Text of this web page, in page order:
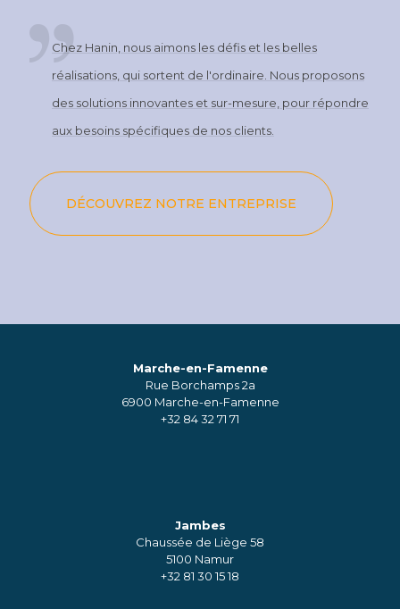
Chez Hanin, nous aimons les défis et les belles
réalisations, qui sortent de l'ordinaire. Nous proposons
des solutions innovantes et sur-mesure, pour répondre
aux besoins spécifiques de nos clients.
DÉCOUVREZ NOTRE ENTREPRISE
Marche-en-Famenne
Rue Borchamps 2a
6900 Marche-en-Famenne
+32 84 32 71 71
Jambes
Chaussée de Liège 58
5100 Namur
+32 81 30 15 18